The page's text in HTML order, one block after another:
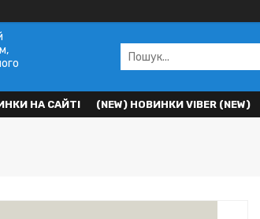
НА САЙТІ (NEW) НОВИНКИ VIBER (NEW)